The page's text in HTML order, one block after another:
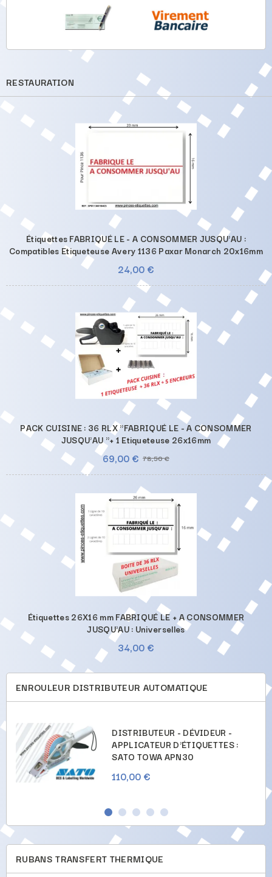
RESTAURATION
Étiquettes FABRIQUÉ LE - A CONSOMMER JUSQU'AU :
Compatibles Etiqueteuse Avery 1136 Paxar Monarch 20x16mm
24,00 €
PACK CUISINE : 36 RLX "FABRIQUÉ LE - A CONSOMMER
JUSQU'AU "+ 1 Etiqueteuse 26x16mm
69,00 € 78,50 €
Étiquettes 26X16 mm FABRIQUÉ LE + A CONSOMMER
JUSQU'AU : Universelles
34,00 €
ENROULEUR DISTRIBUTEUR AUTOMATIQUE
DISTRIBUTEUR - DÉVIDEUR -
APPLICATEUR D'ÉTIQUETTES :
SATO TOWA APN30
110,00 €
RUBANS TRANSFERT THERMIQUE